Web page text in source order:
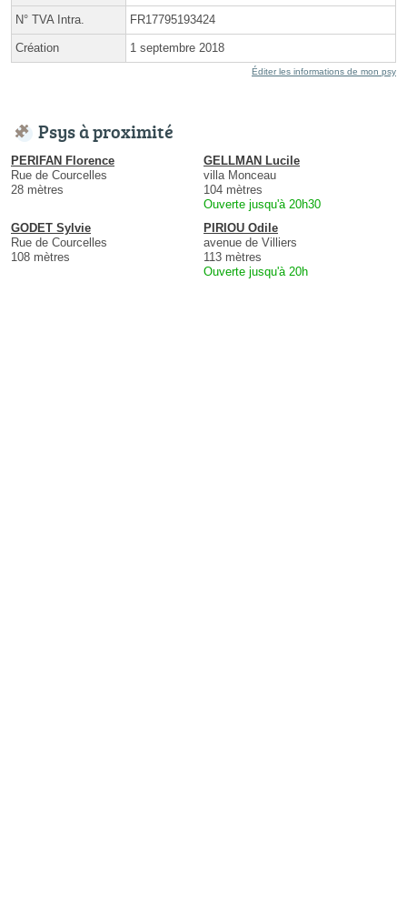
N° TVA Intra. FR17795193424
Création 1 septembre 2018
Éditer les informations de mon psy
Psys à proximité
PERIFAN Florence
Rue de Courcelles
28 mètres
GELLMAN Lucile
villa Monceau
104 mètres
Ouverte jusqu'à 20h30
GODET Sylvie
Rue de Courcelles
108 mètres
PIRIOU Odile
avenue de Villiers
113 mètres
Ouverte jusqu'à 20h